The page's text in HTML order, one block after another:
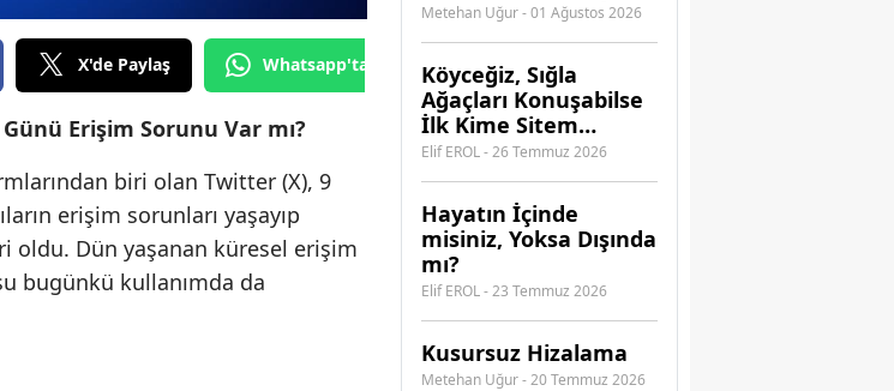
X'de Paylaş Whatsapp'tan Gönder
Erişim Sorunu Var mı?
biri olan Twitter (X), 9
erişim sorunları yaşayıp
oldu. Dün yaşanan küresel erişim
bugünkü kullanımda da
Hangi Acenteye
Güvenebilirsiniz?
Metehan Uğur - 01 Ağustos 2026
Köyceğiz, Sığla
Ağaçları Konuşabilse
İlk Kime Sitem
Ederdi?
Elif EROL - 26 Temmuz 2026
Hayatın İçinde
misiniz, Yoksa Dışında
mı?
Elif EROL - 23 Temmuz 2026
Kusursuz Hizalama
Metehan Uğur - 20 Temmuz 2026